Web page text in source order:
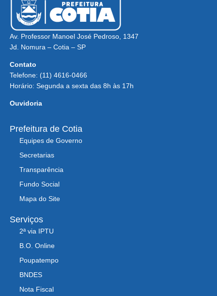
Av. Professor Manoel José Pedroso, 1347
Jd. Nomura – Cotia – SP
Contato
Telefone: (11) 4616-0466
Horário: Segunda a sexta das 8h às 17h
Ouvidoria
Prefeitura de Cotia
Equipes de Governo
Secretarias
Transparência
Fundo Social
Mapa do Site
Serviços
2ª via IPTU
B.O. Online
Poupatempo
BNDES
Nota Fiscal